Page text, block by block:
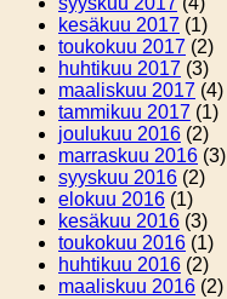
kesäkuu 2017 (1)
toukokuu 2017 (2)
huhtikuu 2017 (3)
maaliskuu 2017 (4)
tammikuu 2017 (1)
joulukuu 2016 (2)
marraskuu 2016 (3)
syyskuu 2016 (2)
elokuu 2016 (1)
kesäkuu 2016 (3)
toukokuu 2016 (1)
huhtikuu 2016 (2)
maaliskuu 2016 (2)